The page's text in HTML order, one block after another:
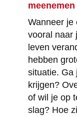
meenemen
Wanneer je
vooral naar
leven
hebben
situatie. Ga
krijgen?
of wil je op
slag? Hoe